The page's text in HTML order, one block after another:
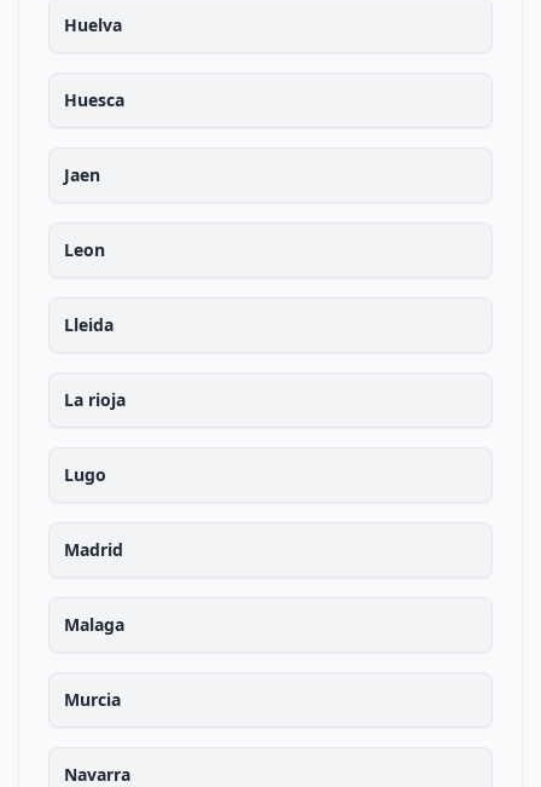
Huelva
Huesca
Jaen
Leon
Lleida
La rioja
Lugo
Madrid
Malaga
Murcia
Navarra